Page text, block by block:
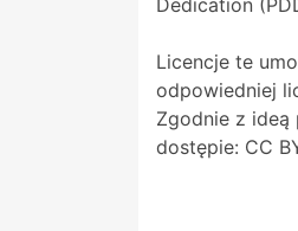
Licencje te
odpowiedniej
Zgodnie z
dostępie: CC